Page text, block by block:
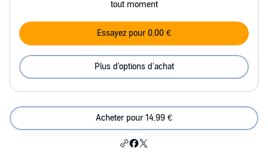
tout moment
Essayez pour 0,00 €
Plus d'options d'achat
Acheter pour 14,99 €